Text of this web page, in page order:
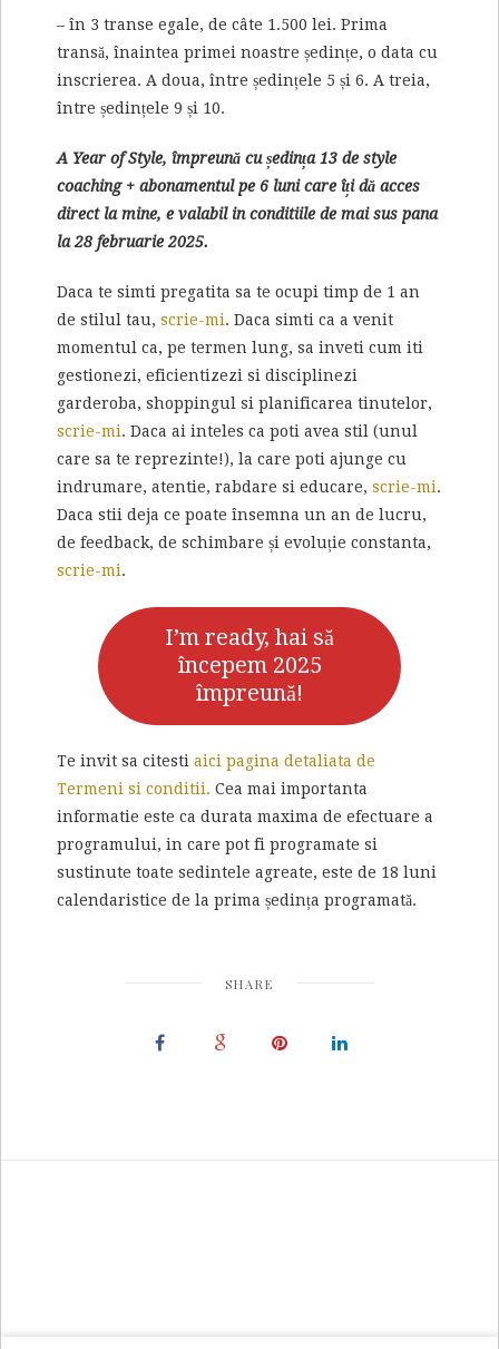
– în 3 transe egale, de câte 1.500 lei. Prima
transă, înaintea primei noastre ședințe, o data cu
inscrierea. A doua, între ședințele 5 și 6. A treia,
între ședințele 9 și 10.
A Year of Style, împreună cu ședința 13 de style
coaching + abonamentul pe 6 luni care îți dă acces
direct la mine, e valabil in conditiile de mai sus pana
la 28 februarie 2025.
Daca te simti pregatita sa te ocupi timp de 1 an
de stilul tau, scrie-mi. Daca simti ca a venit
momentul ca, pe termen lung, sa inveti cum iti
gestionezi, eficientizezi si disciplinezi
garderoba, shoppingul si planificarea tinutelor,
scrie-mi. Daca ai inteles ca poti avea stil (unul
care sa te reprezinte!), la care poti ajunge cu
indrumare, atentie, rabdare si educare, scrie-mi.
Daca stii deja ce poate însemna un an de lucru,
de feedback, de schimbare și evoluție constanta,
scrie-mi.
I’m ready, hai să
începem 2025
împreună!
Te invit sa citesti aici pagina detaliata de
Termeni si conditii. Cea mai importanta
informatie este ca durata maxima de efectuare a
programului, in care pot fi programate si
sustinute toate sedintele agreate, este de 18 luni
calendaristice de la prima ședința programată.
SHARE